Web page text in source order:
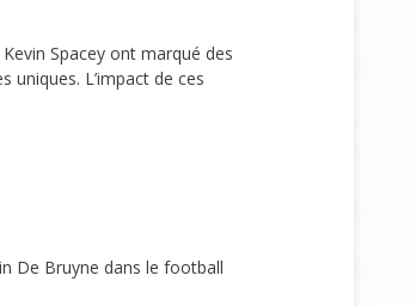
Spacey ont marqué des
uniques. L’impact de ces
De Bruyne dans le football